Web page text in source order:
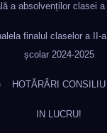
a absolvenților clasei
finalul claselor a II-
școlar 2024-2025
HOTĂRÂRI
IN LUCRU!